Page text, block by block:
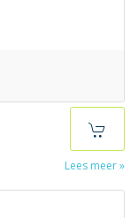
Lees meer »